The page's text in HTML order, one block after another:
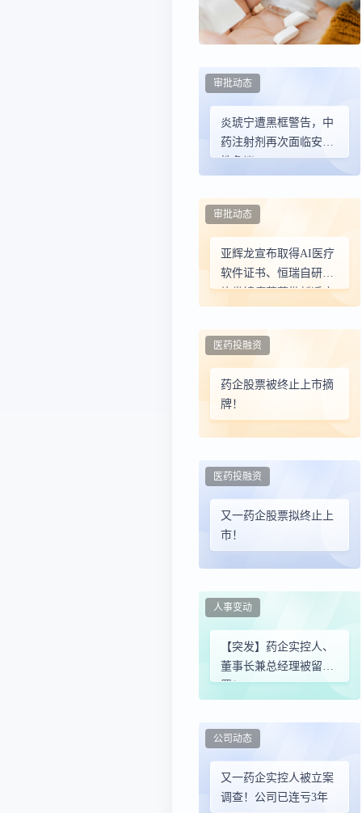
炎琥宁遭黑框警告，中
药注射剂再次面临安全
性争议
审批动态
亚辉龙宣布取得AI医疗
软件证书、恒瑞自研阿
片类镇痛药获批新适应
审批动态
药企股票被终止上市摘
牌！
医药投融资
又一药企股票拟终止上
市！
医药投融资
【突发】药企实控人、
董事长兼总经理被留
置！
人事变动
又一药企实控人被立案
调查！公司已连亏3年
公司动态